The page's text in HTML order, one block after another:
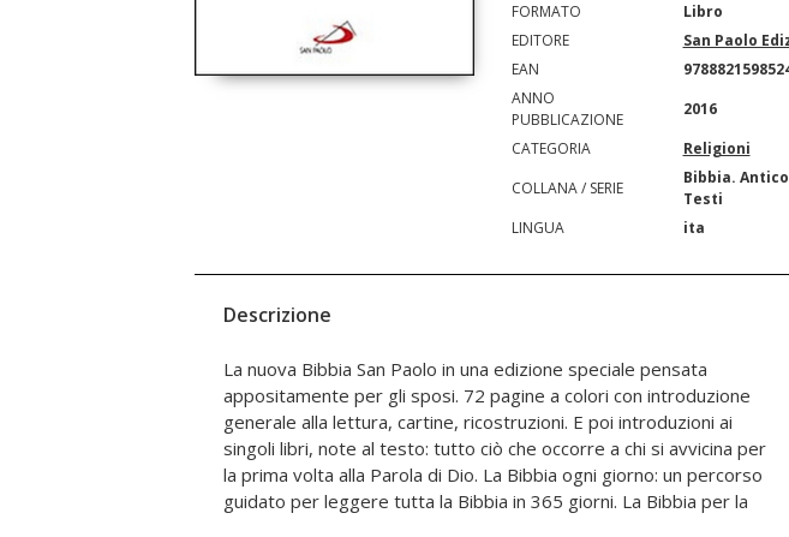
FORMATO
Libro
EDITORE
San Paolo
EAN
ANNO
PUBBLICAZIONE
2016
CATEGORIA
Religioni
COLLANA / SERIE
Bibbia.
Testi
LINGUA
ita
Descrizione
La nuova Bibbia San Paolo in una edizione speciale pensata
appositamente per gli sposi. 72 pagine a colori con introduzione
generale alla lettura, cartine, ricostruzioni. E poi introduzioni ai
singoli libri, note al testo: tutto ciò che occorre a chi si avvicina per
la prima volta alla Parola di Dio. La Bibbia ogni giorno: un percorso
guidato per leggere tutta la Bibbia in 365 giorni. La Bibbia per la
catechesi: la guida alla lettura fornisce ai catechisti preziose
indicazioni per spiegare il testo biblico. La Bibbia per la lettura
orante: semplice, completa, recepisce le esortazioni di papa
Francesco per una lettura orante, personale e comunitaria, del
testo biblico. La Bibbia per tutti: ideale per i gruppi parrocchiali, i